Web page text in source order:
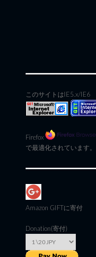
このサイトはIE5.x/IE6
Firefox
で最適化されています。
Amazon GIFTに寄付
Donation(寄付)